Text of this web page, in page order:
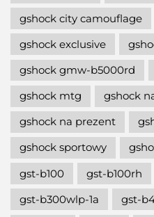
gshock city camouflage
gshock exclusive
gshock gmw-b5000rd
gshock mtg
gshock
gshock na prezent
gshock sportowy
gst-b100
gst-b100rh
gst-b300wlp-1a
gst-